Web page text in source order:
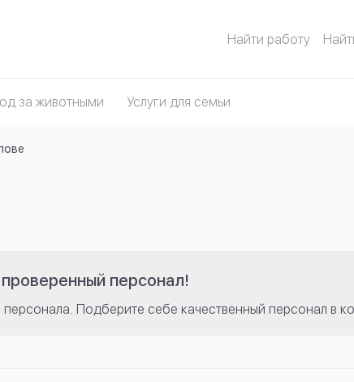
Найти работу
за животными Услуги для семьи
персонал!
Подберите себе качественный персонал в